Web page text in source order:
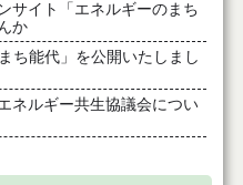
サイト「エネルギーのまち
か
ち能代」を公開いたしまし
ネルギー共生協議会につい